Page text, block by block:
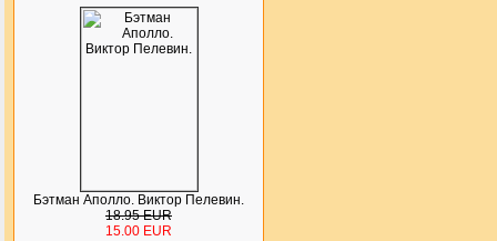
Бэтман Аполло. Виктор Пелевин.
18.95 EUR
15.00 EUR